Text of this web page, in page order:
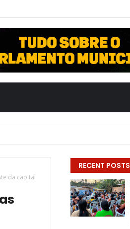
da capital
RECENT POSTS